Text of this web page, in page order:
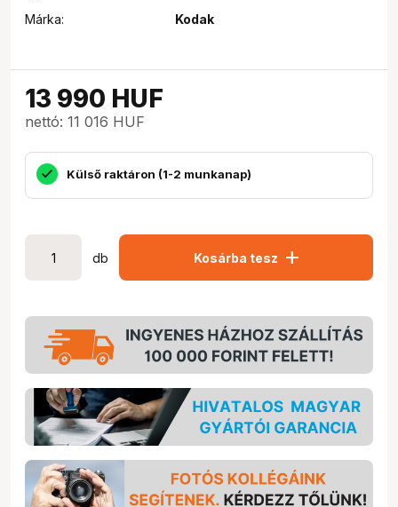
Márka:
Kodak
13 990 HUF
nettó: 11 016 HUF
Külső raktáron (1-2 munkanap)
db Kosárba tesz add